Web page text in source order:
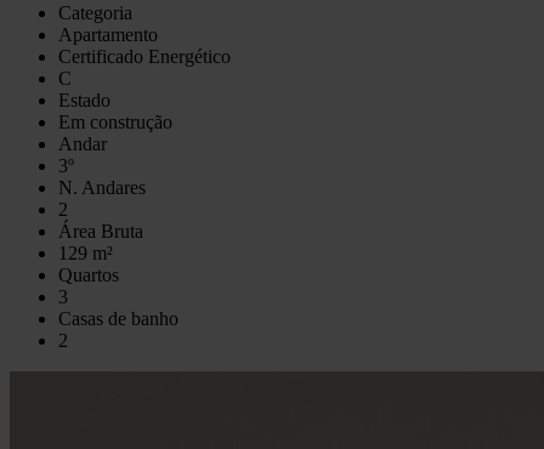
Categoria
Apartamento
Certificado Energético
C
Estado
Em construção
Andar
3º
N. Andares
2
Área Bruta
129 m²
Quartos
3
Casas de banho
2